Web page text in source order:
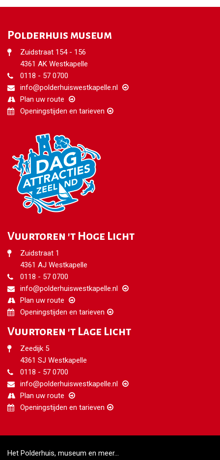
Polderhuis museum
Zuidstraat 154 - 156
4361 AK Westkapelle
0118 - 57 0700
info@polderhuiswestkapelle.nl
Plan uw route
Openingstijden en tarieven
Vuurtoren 't Hoge Licht
Zuidstraat 1
4361 AJ Westkapelle
0118 - 57 0700
info@polderhuiswestkapelle.nl
Plan uw route
Openingstijden en tarieven
Vuurtoren 't Lage Licht
Zeedijk 5
4361 SJ Westkapelle
0118 - 57 0700
info@polderhuiswestkapelle.nl
Plan uw route
Openingstijden en tarieven
Het Polderhuis, museum en meer...